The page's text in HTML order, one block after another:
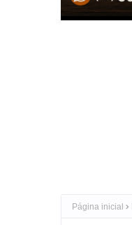
Página inicial